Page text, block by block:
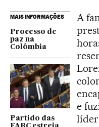
MAIS INFORMAÇÕES
Processo de
paz na
Colômbia
Partido das
A
e
líder